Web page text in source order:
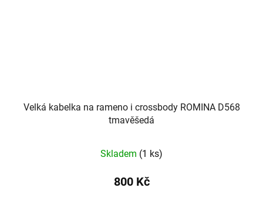
Velká kabelka na rameno i crossbody ROMINA D568
tmavěšedá
Skladem (1 ks)
800 Kč